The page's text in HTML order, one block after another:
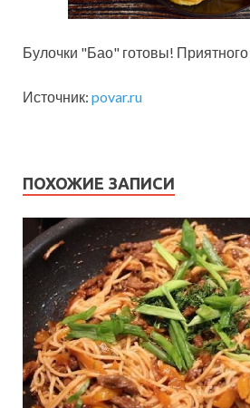
Булочки "Бао" готовы! Приятного
Источник: povar.ru
ПОХОЖИЕ ЗАПИСИ